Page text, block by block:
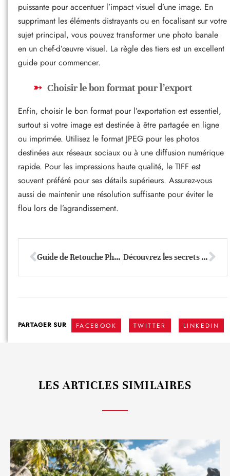
puissante pour accentuer l’impact visuel d’une image. En
supprimant les éléments distrayants ou en focalisant sur votre
sujet principal, vous pouvez transformer une photo banale
en un chef-d’œuvre visuel. La règle des tiers est un excellent
guide pour commencer.
Choisir le bon format pour l’export
Enfin, choisir le bon format pour l’exportation est essentiel,
surtout si votre image est destinée à être partagée en ligne
ou imprimée. Utilisez le format JPEG pour les photos
destinées aux réseaux sociaux ou à une diffusion numérique
rapide. Pour les impressions haute qualité, le TIFF est
souvent préféré pour ses détails supérieurs. Assurez-vous
aussi de maintenir une résolution suffisante pour éviter le
flou lors de l’agrandissement.
Guide de Retouche Photo pour Débutants: Astuces et Techniques Essentielles Découvrez les secrets des logiciels de retouche photo étonnants
PARTAGER SUR FACEBOOK TWITTER LINKEDIN
LES ARTICLES SIMILAIRES